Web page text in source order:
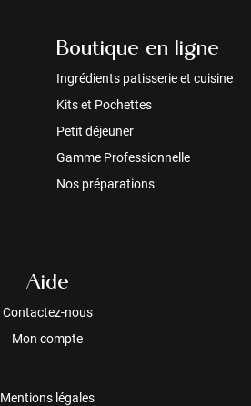
Boutique en ligne
Ingrédients patisserie et cuisine
Kits et Pochettes
Petit déjeuner
Gamme Professionnelle
Nos préparations
Aide
Contactez-nous
Mon compte
Mentions légales